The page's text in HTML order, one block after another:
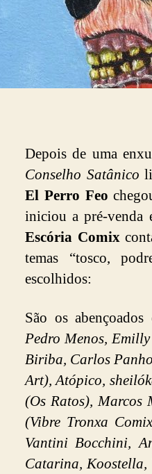
Depois de uma
Conselho Satânico
El Perro Feo
iniciou a pré-venda
Escória Comix
temas “tosco,
escolhidos:
São os abençoados
Pedro Menos,
Biriba, Carlos
Art), Atópico,
(Os Ratos),
(Vibre Tronxa
Vantini Bocchini,
Catarina, Koostella,